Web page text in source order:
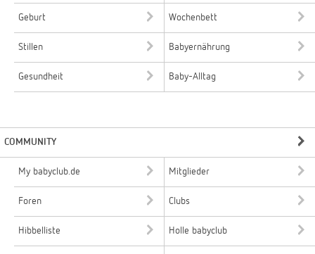
Geburt Wochenbett
Stillen Babyernährung
Gesundheit Baby-Alltag
COMMUNITY
My babyclub.de Mitglieder
Foren Clubs
Hibbelliste Holle babyclub